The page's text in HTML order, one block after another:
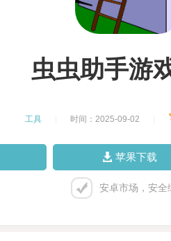
虫虫助手游
工具 时间：2025-09-02
苹果下载
安卓市场，安全